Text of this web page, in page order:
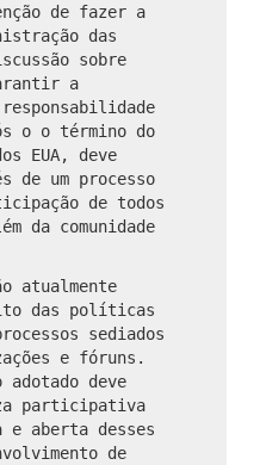
de fazer a
das
sobre
a
o o término do
EUA, deve
de um processo
de todos
da comunidade
atualmente
das políticas
sediados
e fóruns.
adotado deve
participativa
e aberta desses
de